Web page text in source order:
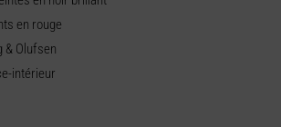
en rouge
& Olufsen
intérieur